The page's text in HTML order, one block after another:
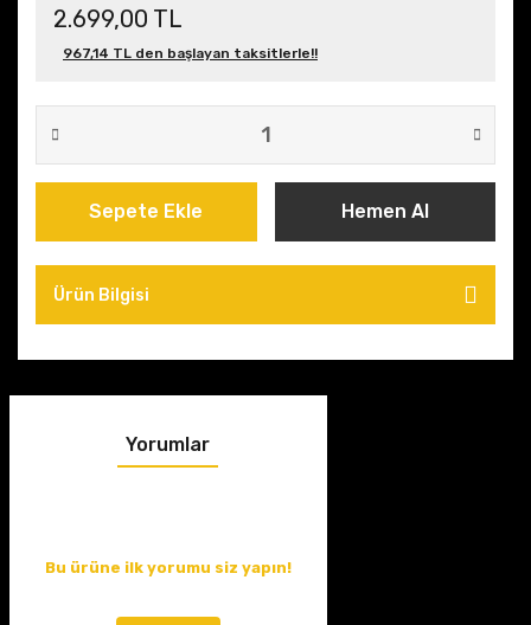
2.699,00 TL
967,14 TL den başlayan taksitlerle!!
Sepete Ekle Hemen Al
Ürün Bilgisi
Yorumlar
Bu ürüne ilk yorumu siz yapın!